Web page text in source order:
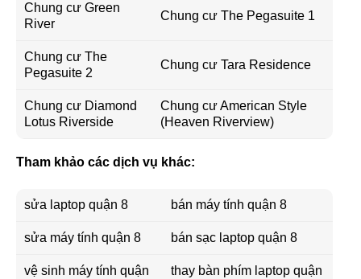
Chung cư Green
River
Chung cư The Pegasuite 1
Chung cư The
Pegasuite 2
Chung cư Tara Residence
Chung cư Diamond
Lotus Riverside
Chung cư American Style
(Heaven Riverview)
Tham khảo các dịch vụ khác:
sửa laptop quận 8 bán máy tính quận 8
sửa máy tính quận 8 bán sạc laptop quận 8
vệ sinh máy tính quận
thay bàn phím laptop quận